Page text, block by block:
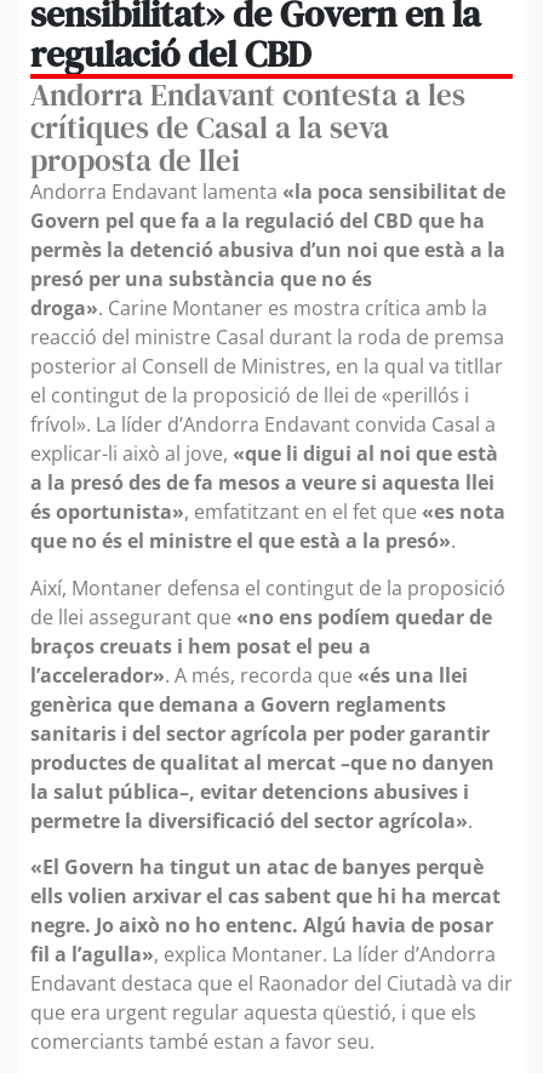
sensibilitat» de Govern en la
regulació del CBD
Andorra Endavant contesta a les
crítiques de Casal a la seva
proposta de llei
Andorra Endavant lamenta «la poca sensibilitat de
Govern pel que fa a la regulació del CBD que ha
permès la detenció abusiva d’un noi que està a la
presó per una substància que no és
droga». Carine Montaner es mostra crítica amb la
reacció del ministre Casal durant la roda de premsa
posterior al Consell de Ministres, en la qual va titllar
el contingut de la proposició de llei de «perillós i
frívol». La líder d’Andorra Endavant convida Casal a
explicar-li això al jove, «que li digui al noi que està
a la presó des de fa mesos a veure si aquesta llei
és oportunista», emfatitzant en el fet que «es nota
que no és el ministre el que està a la presó».
Així, Montaner defensa el contingut de la proposició
de llei assegurant que «no ens podíem quedar de
braços creuats i hem posat el peu a
l’accelerador». A més, recorda que «és una llei
genèrica que demana a Govern reglaments
sanitaris i del sector agrícola per poder garantir
productes de qualitat al mercat –que no danyen
la salut pública–, evitar detencions abusives i
permetre la diversificació del sector agrícola».
«El Govern ha tingut un atac de banyes perquè
ells volien arxivar el cas sabent que hi ha mercat
negre. Jo això no ho entenc. Algú havia de posar
fil a l’agulla», explica Montaner. La líder d’Andorra
Endavant destaca que el Raonador del Ciutadà va dir
que era urgent regular aquesta qüestió, i que els
comerciants també estan a favor seu.